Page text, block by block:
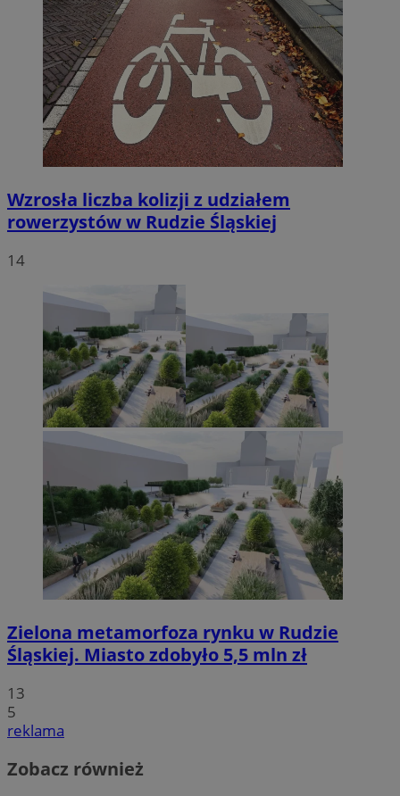
Wzrosła liczba kolizji z udziałem
rowerzystów w Rudzie Śląskiej
14
Zielona metamorfoza rynku w Rudzie
Śląskiej. Miasto zdobyło 5,5 mln zł
13
5
reklama
Zobacz również